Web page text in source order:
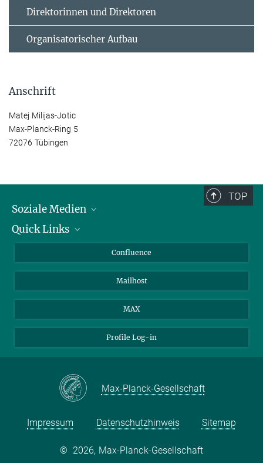
Direktorinnen und Direktoren
Organisatorischer Aufbau
Anschrift
Matej Milijas-Jotic
Max-Planck-Ring 5
72076 Tübingen
TOP
Soziale Medien
LinkedIn
Quick Links
Für Journalisten und Journalistinnen
Ihr Weg zu uns
Confluence
Mailhost
MAX
Profile Log-in
Max-Planck-Gesellschaft
Impressum Datenschutzhinweis Sitemap
© 2026, Max-Planck-Gesellschaft